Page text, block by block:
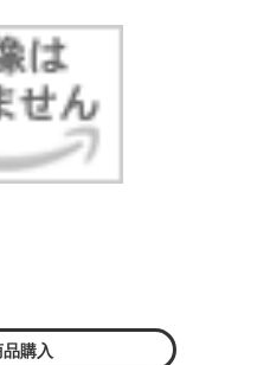
購入